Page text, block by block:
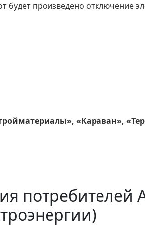
произведено отключение
«Караван»,
потребителей